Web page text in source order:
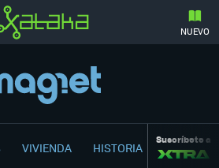
NUEVO
VIVIENDA HISTORIA Suscríbete a